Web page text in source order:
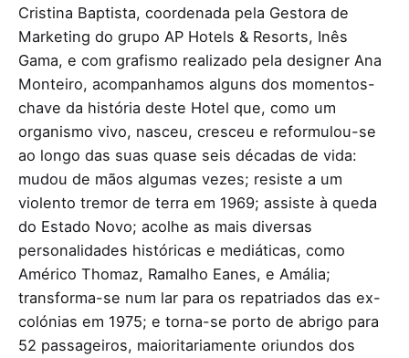
Cristina Baptista, coordenada pela Gestora de
Marketing do grupo AP Hotels & Resorts, Inês
Gama, e com grafismo realizado pela designer Ana
Monteiro, acompanhamos alguns dos momentos-
chave da história deste Hotel que, como um
organismo vivo, nasceu, cresceu e reformulou-se
ao longo das suas quase seis décadas de vida:
mudou de mãos algumas vezes; resiste a um
violento tremor de terra em 1969; assiste à queda
do Estado Novo; acolhe as mais diversas
personalidades históricas e mediáticas, como
Américo Thomaz, Ramalho Eanes, e Amália;
transforma-se num lar para os repatriados das ex-
colónias em 1975; e torna-se porto de abrigo para
52 passageiros, maioritariamente oriundos dos